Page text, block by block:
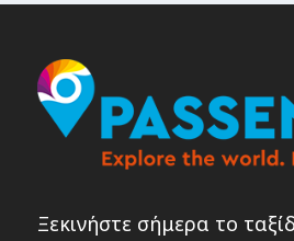
Ξεκινήστε σήμερα το